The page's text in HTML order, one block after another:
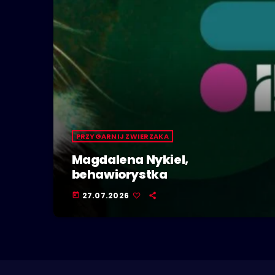
PRZYGARNIJ ZWIERZAKA
Magdalena Nykiel,
behawiorystka
today 27.07.2026